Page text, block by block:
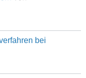
bei